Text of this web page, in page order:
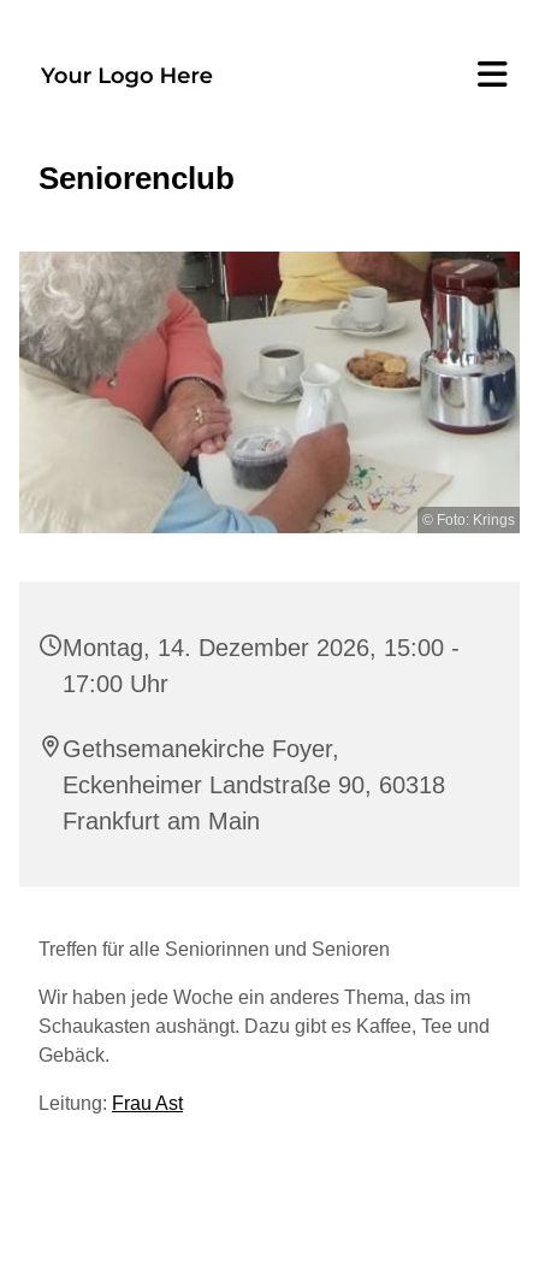
Seniorenclub
© Foto: Krings
Montag, 14. Dezember 2026, 15:00 -
17:00 Uhr
Gethsemanekirche Foyer,
Eckenheimer Landstraße 90, 60318
Frankfurt am Main
Treffen für alle Seniorinnen und Senioren
Wir haben jede Woche ein anderes Thema, das im
Schaukasten aushängt. Dazu gibt es Kaffee, Tee und
Gebäck.
Leitung: Frau Ast